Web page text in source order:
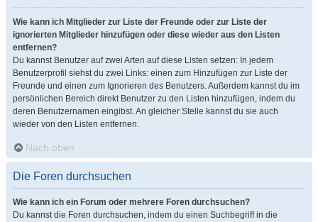
Wie kann ich Mitglieder zur Liste der Freunde oder zur Liste der
ignorierten Mitglieder hinzufügen oder diese wieder aus den Listen
entfernen?
Du kannst Benutzer auf zwei Arten auf diese Listen setzen: In jedem
Benutzerprofil siehst du zwei Links: einen zum Hinzufügen zur Liste der
Freunde und einen zum Ignorieren des Benutzers. Außerdem kannst du im
persönlichen Bereich direkt Benutzer zu den Listen hinzufügen, indem du
deren Benutzernamen eingibst. An gleicher Stelle kannst du sie auch
wieder von den Listen entfernen.
Nach oben
Die Foren durchsuchen
Wie kann ich ein Forum oder mehrere Foren durchsuchen?
Du kannst die Foren durchsuchen, indem du einen Suchbegriff in die